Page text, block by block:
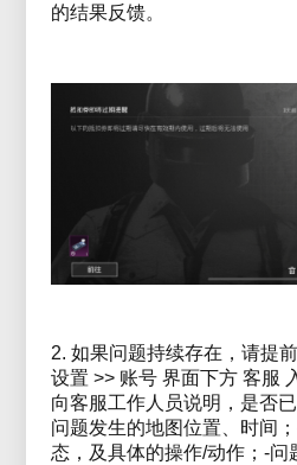
的结果反馈。
2. 如果问题持续存在，请提
设置 >> 账号 界面下方 客服
向客服工作人员说明，是否
问题发生的地图位置、时间
态，及具体的操作/动作；-问